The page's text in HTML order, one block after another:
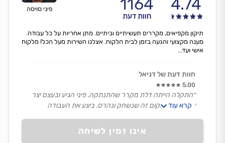
פיני סויסה 4.74
1164
חוות דעת
אינו זמין לשיחה
תיקון מקפיאים, מקררים תעשיתיים וביתיים. מתן אחריות על כל עבודה.
מענה מקצועי והגעה בזמן לבית הלקוח. אצלנו השירות מעל הכל! מלקוח
אישי ועד...
חוות דעת של דניאל
5.00
״התקלה הייתה דלת מקרר שהתנתקה. פיני הגיע ובעצם יצר
ציר חדש, במקום זה שנשחק ונהרס. ביצע את העבודה
קרא עוד